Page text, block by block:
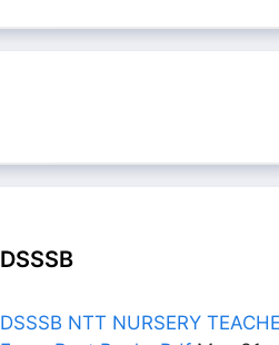
DSSSB
DSSSB NTT NURSERY